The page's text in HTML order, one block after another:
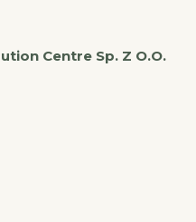
Centre Sp. Z O.O.